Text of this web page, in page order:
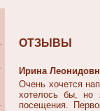
ОТЗЫВЫ
Ирина
Очень хочется
хотелось бы, но
посещения.